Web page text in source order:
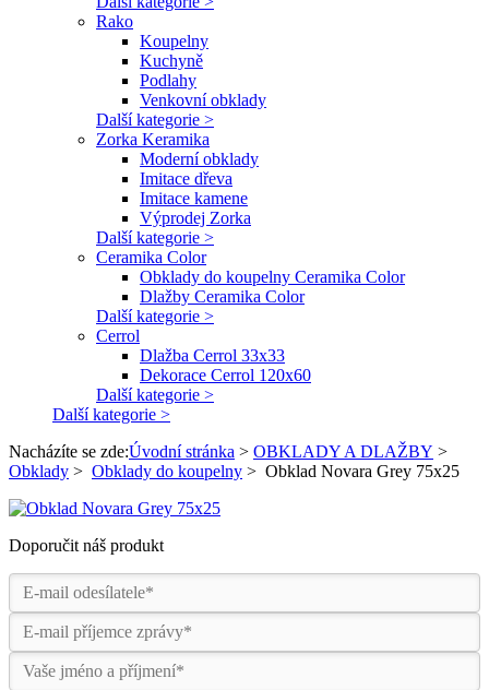
Rako
Koupelny
Kuchyně
Podlahy
Venkovní obklady
Další kategorie >
Zorka Keramika
Moderní obklady
Imitace dřeva
Imitace kamene
Výprodej Zorka
Další kategorie >
Ceramika Color
Obklady do koupelny Ceramika Color
Dlažby Ceramika Color
Další kategorie >
Cerrol
Dlažba Cerrol 33x33
Dekorace Cerrol 120x60
Další kategorie >
Další kategorie >
Nacházíte se zde:Úvodní stránka > OBKLADY A DLAŽBY >
Obklady > Obklady do koupelny > Obklad Novara Grey 75x25
Doporučit náš produkt